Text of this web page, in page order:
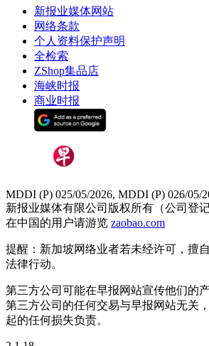
新报业媒体网站
网络条款
个人资料保护声明
全检索
ZShop集品店
海峡时报
商业时报
MDDI (P) 025/05/2026, MDDI (P) 026/05/
新报业媒体有限公司版权所有（公司登记
在中国的用户请游览 zaobao.com
提醒：新加坡网络业者若未经许可，擅
法律行动。
第三方公司可能在早报网站宣传他们的
第三方公司的任何交易与早报网站无关
起的任何损失负责。